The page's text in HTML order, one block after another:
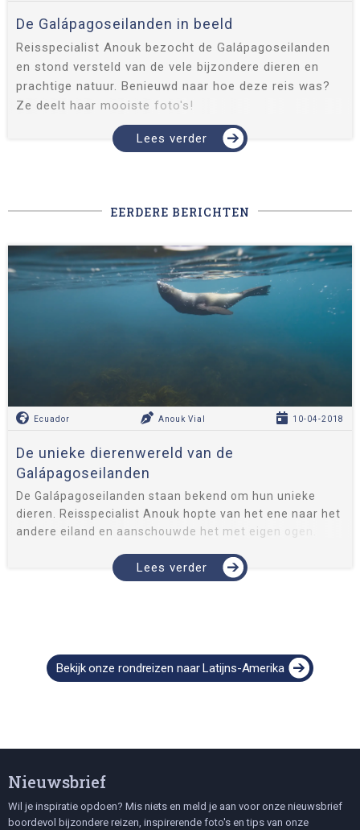
De Galápagoseilanden in beeld
Reisspecialist Anouk bezocht de Galápagoseilanden
en stond versteld van de vele bijzondere dieren en
prachtige natuur. Benieuwd naar hoe deze reis was?
Ze deelt haar mooiste foto's!
Lees verder
EERDERE BERICHTEN
Ecuador Anouk Vial 10-04-2018
De unieke dierenwereld van de
Galápagoseilanden
De Galápagoseilanden staan bekend om hun unieke
dieren. Reisspecialist Anouk hopte van het ene naar het
andere eiland en aanschouwde het met eigen ogen.
kwamen voorbij. En ook haar fa...
Lees verder
Bekijk onze rondreizen naar Latijns-Amerika
Nieuwsbrief
Wil je inspiratie opdoen? Mis niets en meld je aan voor onze nieuwsbrief
boordevol bijzondere reizen, inspirerende foto's en tips van onze